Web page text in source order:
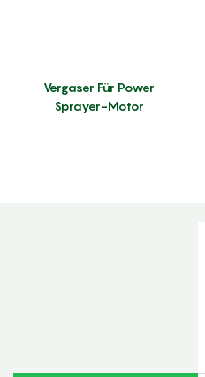
Vergaser Für Power
Sprayer-Motor